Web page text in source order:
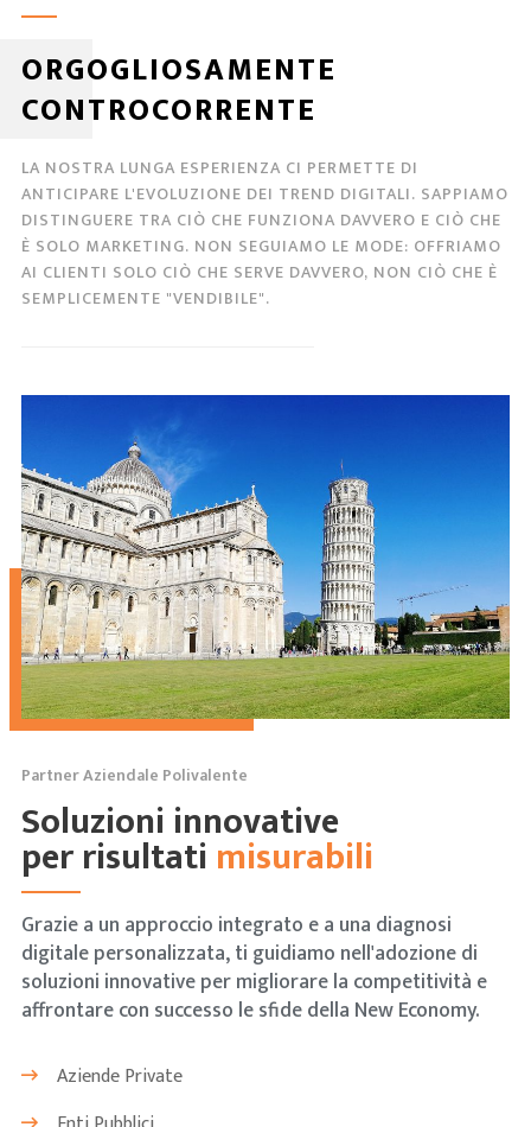
ORGOGLIOSAMENTE
CONTROCORRENTE
LA NOSTRA LUNGA ESPERIENZA CI PERMETTE DI
ANTICIPARE L'EVOLUZIONE DEI TREND DIGITALI. SAPPIAMO
DISTINGUERE TRA CIÒ CHE FUNZIONA DAVVERO E CIÒ CHE
È SOLO MARKETING. NON SEGUIAMO LE MODE: OFFRIAMO
AI CLIENTI SOLO CIÒ CHE SERVE DAVVERO, NON CIÒ CHE È
SEMPLICEMENTE "VENDIBILE".
Partner Aziendale Polivalente
Soluzioni innovative
per risultati misurabili
Grazie a un approccio integrato e a una diagnosi
digitale personalizzata, ti guidiamo nell'adozione di
soluzioni innovative per migliorare la competitività e
affrontare con successo le sfide della New Economy.
Aziende Private